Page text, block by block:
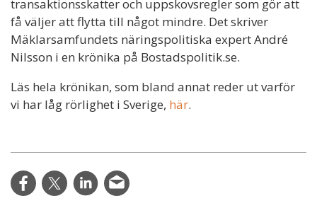
transaktionsskatter och uppskovsregler som gör att
få väljer att flytta till något mindre. Det skriver
Mäklarsamfundets näringspolitiska expert André
Nilsson i en krönika på Bostadspolitik.se.
Läs hela krönikan, som bland annat reder ut varför
vi har låg rörlighet i Sverige, här.